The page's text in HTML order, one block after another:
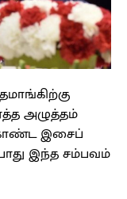
அழுத்தம்
இசைப்
இந்த சம்பவம்